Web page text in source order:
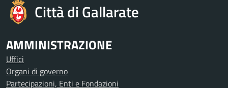
Città di Gallarate
AMMINISTRAZIONE
Uffici
Organi di governo
Partecipazioni, Enti e Fondazioni